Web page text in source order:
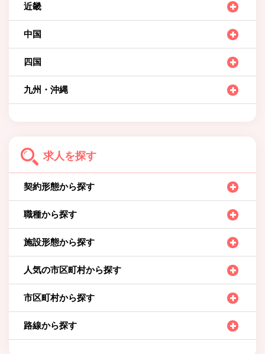
近畿
中国
四国
九州・沖縄
求人を探す
契約形態から探す
職種から探す
施設形態から探す
人気の市区町村から探す
市区町村から探す
路線から探す